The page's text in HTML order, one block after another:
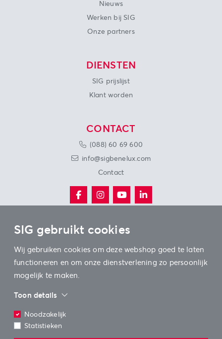
Nieuws
Werken bij SIG
Onze partners
DIENSTEN
SIG prijslijst
Klant worden
CONTACT
(088) 60 69 600
info@sigbenelux.com
Contact
ONZE VESTIGINGEN
SIG gebruikt cookies
Wij gebruiken cookies om deze webshop goed te laten
functioneren en om onze dienstverlening zo persoonlijk
mogelijk te maken.
Toon details
Noodzakelijk
Statistieken